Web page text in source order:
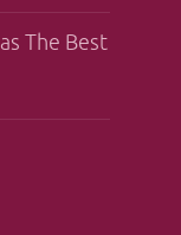
The Best